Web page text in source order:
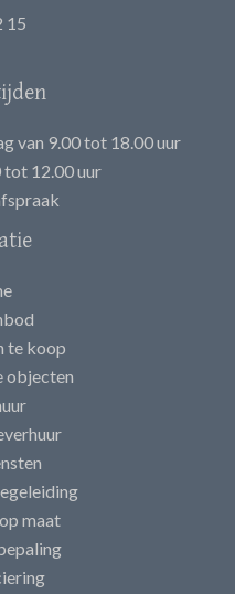
15
van 9.00 tot 18.00 uur
tot 12.00 uur
te koop
objecten
maat